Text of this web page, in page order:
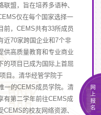
网
上
报
名
盟，旨在培养多语种、
仅在每个国家选择一
前，CEMS共有33所成员
近70家跨国企业和7个非
供高质量教育和专业商业
的项目已成为国际上首屈
目。清华经管学院于
一的CEMS成员学院。清
有第二学年前往CEMS成
的校友网络资源、